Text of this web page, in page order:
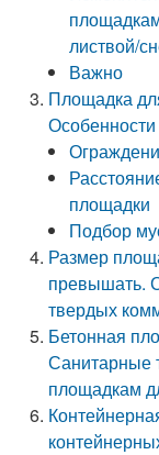
листвой/
Важно
Площадка
площадки
Подбор
Размер
превышать.
твердых
Бетонная
Санитарные
площадкам